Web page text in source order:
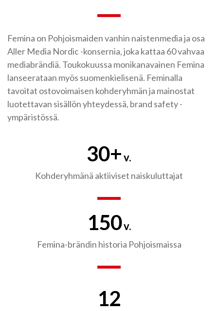
Femina on Pohjoismaiden vanhin naistenmedia ja osa
Aller Media Nordic -konsernia, joka kattaa 60 vahvaa
mediabrändiä. Toukokuussa monikanavainen Femina
lanseerataan myös suomenkielisenä. Feminalla
tavoitat ostovoimaisen kohderyhmän ja mainostat
luotettavan sisällön yhteydessä, brand safety -
ympäristössä.
30+v.
Kohderyhmänä aktiiviset naiskuluttajat
150v.
Femina-brändin historia Pohjoismaissa
12